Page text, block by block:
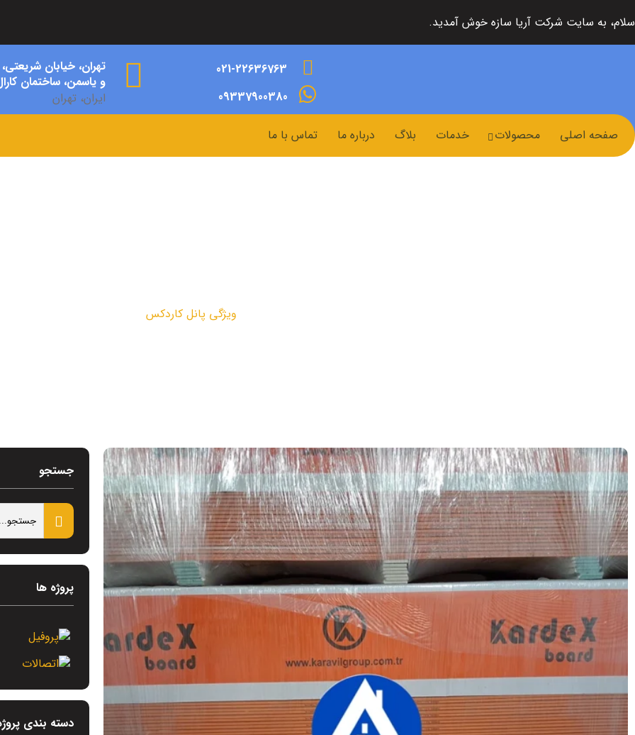
سلام، به سایت شرکت آریا سازه خوش آمدید.
021-22636763
09337900380
تهران، خیابان
و یاسمن، ساختمان
ایران، تهران
صفحه اصلی محصولات خدمات بلاگ درباره ما تماس با ما
ویژگی پانل کاردکس
جستجو
پروژه ها
دسته بندی